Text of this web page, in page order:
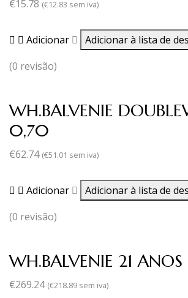
€15.78 (€12.83 sem iva)
Adicionar Adicionar à lista de
(0 revisão)
WH.BALVENIE
0,70
€62.74 (€51.01 sem iva)
Adicionar Adicionar à lista de
(0 revisão)
WH.BALVENIE 21
€269.24 (€218.89 sem iva)